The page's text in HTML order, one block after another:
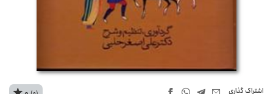
اشتراک‌ گذاری